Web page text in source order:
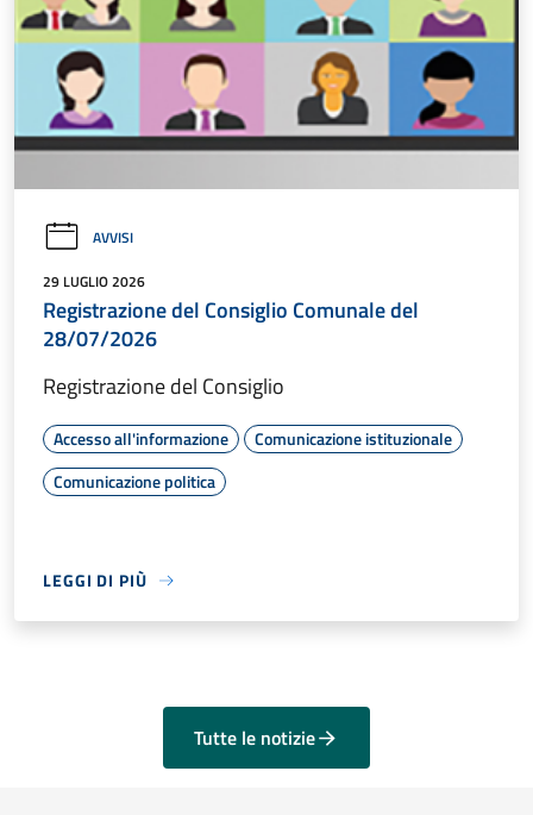
AVVISI
29 LUGLIO 2026
Registrazione del Consiglio Comunale del
28/07/2026
Registrazione del Consiglio
Accesso all'informazione
Comunicazione istituzionale
Comunicazione politica
LEGGI DI PIÙ
Tutte le notizie